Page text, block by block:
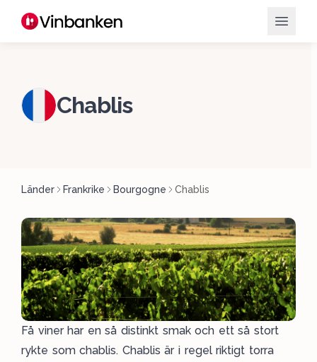
Chablis
Länder Frankrike Bourgogne Chablis
Få viner har en så distinkt smak och ett så stort
rykte som chablis. Chablis är i regel riktigt torra